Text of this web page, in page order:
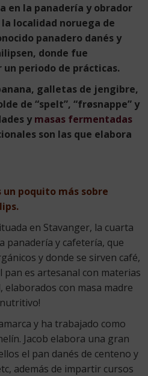
en la panadería y obrador
localidad noruega de
panadero danés y
donde fue
periodo de prácticas.
galletas de jengibre,
de “spelt”, “frøsnappe” y
y masas fermentadas
son las que elabora
un poquito más sobre
en Stavanger, la cuarta
panadería y cafetería, que
y donde se sirven café,
pan es artesanal con materias
elaborados con masa madre
y ha trabajado como
Jacob elabora una gran
el pan danés de centeno y
además de impartir cursos